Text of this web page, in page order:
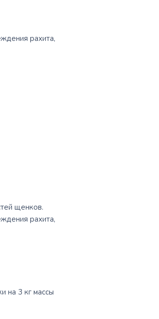
рахита,
щенков.
рахита,
на 3 кг массы